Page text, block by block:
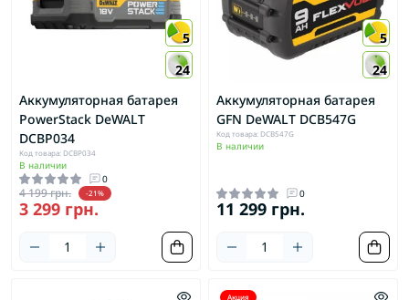
5
24
Аккумуляторная батарея
PowerStack DeWALT
DCBP034
Код товара: DCBP034
В наличии
0
4 199 грн. -21%
3 299 грн.
5
24
Аккумуляторная батарея
GFN DeWALT DCB547G
Код товара: DCB547G
В наличии
0
11 299 грн.
Акция